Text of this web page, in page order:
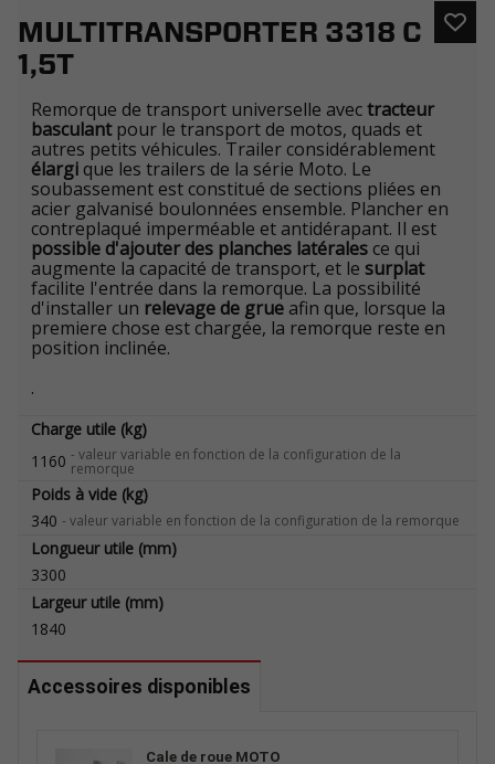
MULTITRANSPORTER 3318 C
1,5T
Remorque de transport universelle avectracteur
basculantpour le transport de motos, quads et
autres petits véhicules. Trailer considérablement
élargi que les trailers de la série Moto. Le
soubassement est constitué de sections pliées en
acier galvanisé boulonnées ensemble. Plancher en
contreplaqué imperméable et antidérapant. Il est
possible d'ajouter des planches latérales ce qui
augmente la capacité de transport, et le surplat
facilite l'entrée dans la remorque. La possibilité
d'installer un relevage de grue afin que, lorsque la
premiere chose est chargée, la remorque reste en
position inclinée.
.
Charge utile (kg)
1160 - valeur variable en fonction de la configuration de la
remorque
Poids à vide (kg)
340 - valeur variable en fonction de la configuration de la remorque
Longueur utile (mm)
3300
Largeur utile (mm)
1840
Accessoires disponibles
Cale de roue MOTO